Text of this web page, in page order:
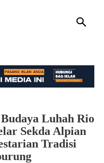
Luhah Rio
Sekda Alpian
Tradisi